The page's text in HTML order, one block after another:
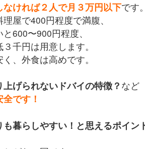
なければ２人で月３万円以下です。
屋で400円程度で満腹、
600〜900円程度、
千円は用意します。
、外食は高めです。
げられないドバイの特徴？など
です！
暮らしやすい！と思えるポイン